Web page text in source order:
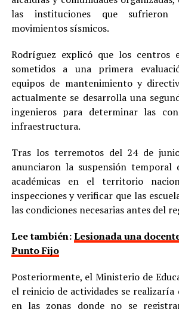
las instituciones que
movimientos sísmicos.
Rodríguez explicó que los centros
sometidos a una primera
equipos de mantenimiento y
actualmente se desarrolla una
ingenieros para determinar las
infraestructura.
Tras los terremotos del 24 de
anunciaron la suspensión temporal
académicas en el territorio
inspecciones y verificar que las
las condiciones necesarias antes del
Lee también:Lesionada una
Punto Fijo
Posteriormente, el Ministerio de
el reinicio de actividades se realizaría
en las zonas donde no se